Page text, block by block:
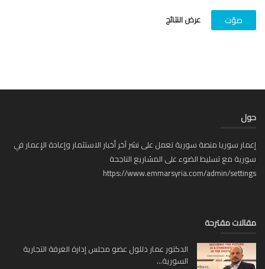
عرض النتائج
سوريا منصة سورية تعمل على نشر آخر أخبار الاستثمار وإعادة الإعمار في
مع تسليط الضوء على المشاريع الناجحة
https://www.emmarsyria.com/admin/
مقترحة
الدكتور عمار دللول عضو مجلس إدارة الغرفة التجارية
السورية...